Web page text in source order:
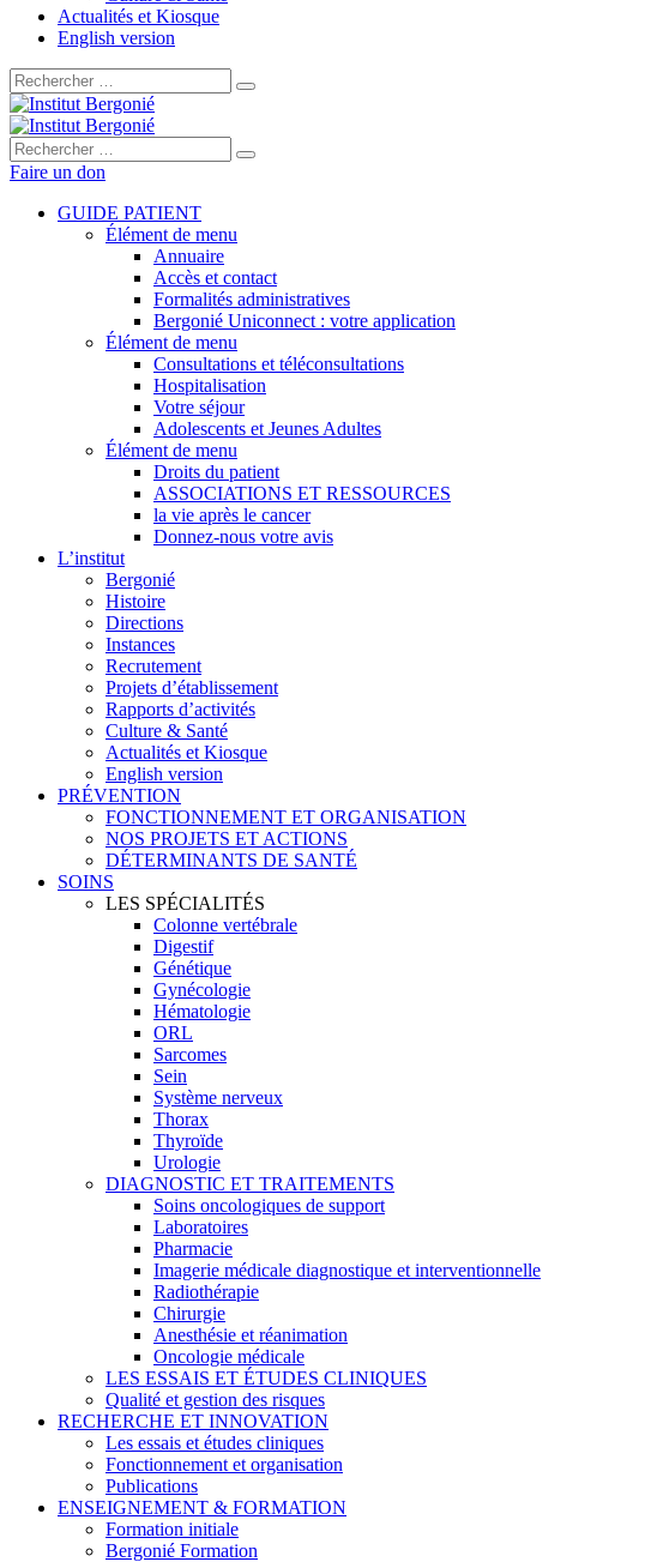
Actualités et Kiosque
English version
Rechercher :
Rechercher :
Faire un don
GUIDE PATIENT
Élément de menu
Annuaire
Accès et contact
Formalités administratives
Bergonié Uniconnect : votre application
Élément de menu
Consultations et téléconsultations
Hospitalisation
Votre séjour
Adolescents et Jeunes Adultes
Élément de menu
Droits du patient
ASSOCIATIONS ET RESSOURCES
la vie après le cancer
Donnez-nous votre avis
L’institut
Bergonié
Histoire
Directions
Instances
Recrutement
Projets d’établissement
Rapports d’activités
Culture & Santé
Actualités et Kiosque
English version
PRÉVENTION
FONCTIONNEMENT ET ORGANISATION
NOS PROJETS ET ACTIONS
DÉTERMINANTS DE SANTÉ
SOINS
LES SPÉCIALITÉS
Colonne vertébrale
Digestif
Génétique
Gynécologie
Hématologie
ORL
Sarcomes
Sein
Système nerveux
Thorax
Thyroïde
Urologie
DIAGNOSTIC ET TRAITEMENTS
Soins oncologiques de support
Laboratoires
Pharmacie
Imagerie médicale diagnostique et interventionnelle
Radiothérapie
Chirurgie
Anesthésie et réanimation
Oncologie médicale
LES ESSAIS ET ÉTUDES CLINIQUES
Qualité et gestion des risques
RECHERCHE ET INNOVATION
Les essais et études cliniques
Fonctionnement et organisation
Publications
ENSEIGNEMENT & FORMATION
Formation initiale
Bergonié Formation